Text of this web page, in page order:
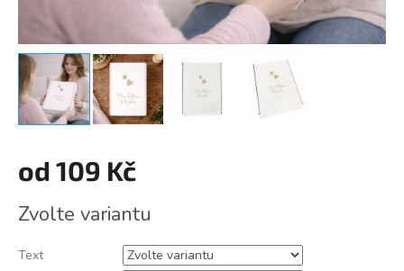
od 109 Kč
cena:
Zvolte variantu
Text